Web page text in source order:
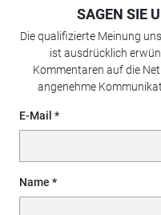
SAGEN SIE
Die qualifizierte Meinung
ist ausdrücklich
Kommentaren auf die
angenehme
E-Mail
Name